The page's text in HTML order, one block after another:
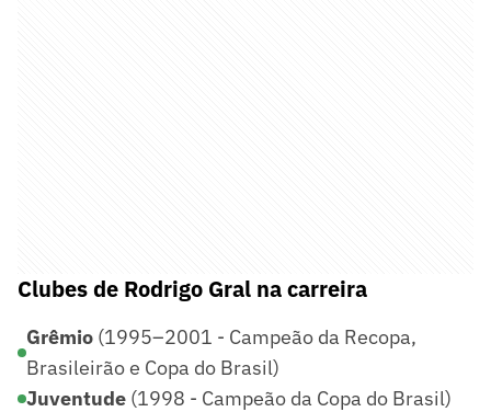
Clubes de Rodrigo Gral na carreira
Grêmio (1995–2001 - Campeão da Recopa,
Brasileirão e Copa do Brasil)
Juventude (1998 - Campeão da Copa do Brasil)